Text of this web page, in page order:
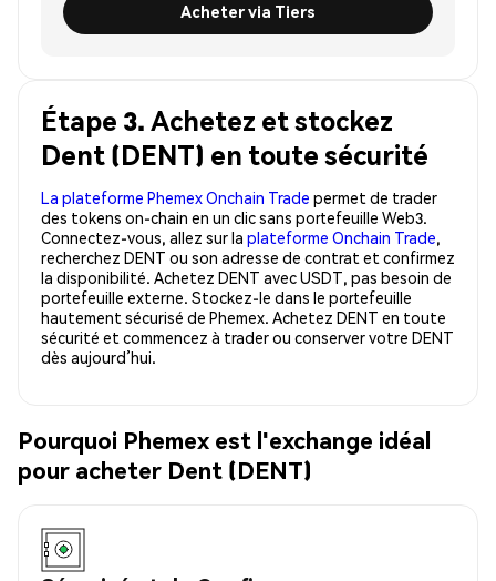
Acheter via Tiers
Étape 3. Achetez et stockez
Dent (DENT) en toute sécurité
La plateforme Phemex Onchain Trade permet de trader
des tokens on-chain en un clic sans portefeuille Web3.
Connectez-vous, allez sur la plateforme Onchain Trade,
recherchez DENT ou son adresse de contrat et confirmez
la disponibilité. Achetez DENT avec USDT, pas besoin de
portefeuille externe. Stockez-le dans le portefeuille
hautement sécurisé de Phemex. Achetez DENT en toute
sécurité et commencez à trader ou conserver votre DENT
dès aujourd’hui.
Pourquoi Phemex est l'exchange idéal
pour acheter Dent (DENT)